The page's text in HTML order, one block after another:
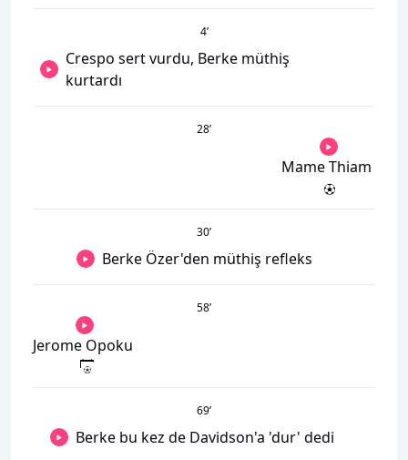
4’
Crespo sert vurdu, Berke müthiş
kurtardı
28’
Mame Thiam
30’
Berke Özer'den müthiş refleks
58’
Jerome Opoku
69’
Berke bu kez de Davidson'a 'dur' dedi